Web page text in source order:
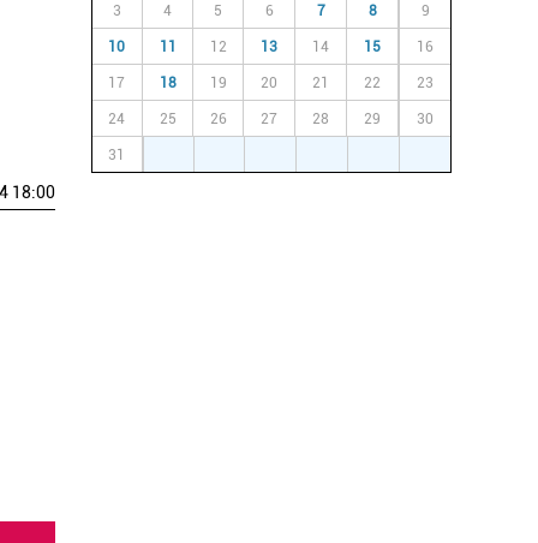
18:00
3 4 5 6 7 8 9
10 11 12 13 14 15 16
17 18 19 20 21 22 23
24 25 26 27 28 29 30
31